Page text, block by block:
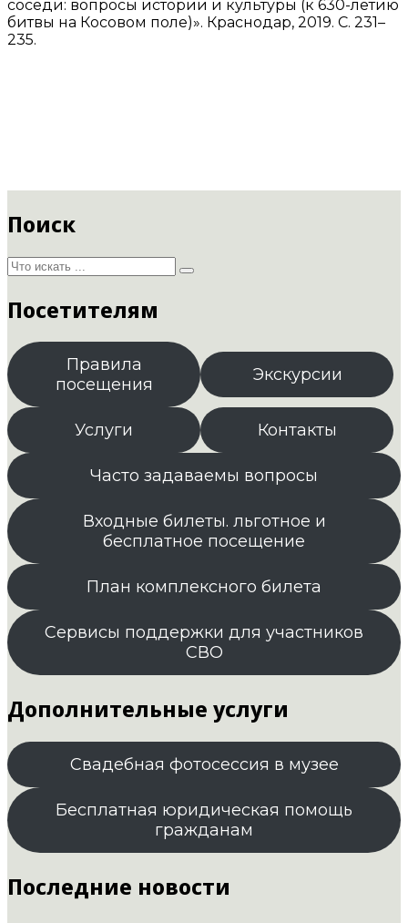
соседи: вопросы истории и культуры (к 630-летию
битвы на Косовом поле)». Краснодар, 2019. С. 231–
235.
Поиск
Посетителям
Правила
посещения
Экскурсии
Услуги Контакты
Часто задаваемы вопросы
Входные билеты. льготное и
бесплатное посещение
План комплексного билета
Сервисы поддержки для участников
СВО
Дополнительные услуги
Свадебная фотосессия в музее
Бесплатная юридическая помощь
гражданам
Последние новости